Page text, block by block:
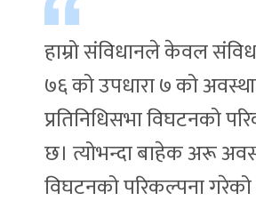
हाम्रो संविधानले केवल
७६ को उपधारा ७ को
प्रतिनिधिसभा विघटनको
छ। त्योभन्दा बाहेक अरू
विघटनको परिकल्पना